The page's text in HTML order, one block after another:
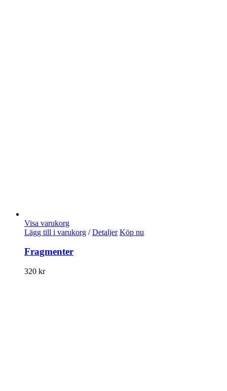
Visa varukorg
Lägg till i varukorg / Detaljer Köp nu
Fragmenter
320 kr